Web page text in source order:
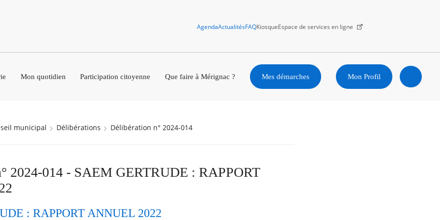
AgendaActualitésFAQKiosqueEspace de services en ligne
Mon quotidien Participation citoyenne Que faire à Mérignac ? Mes démarches Mon Profil
municipal Délibérations Délibération n° 2024-014
2024-014 - SAEM GERTRUDE : RAPPORT
: RAPPORT ANNUEL 2022